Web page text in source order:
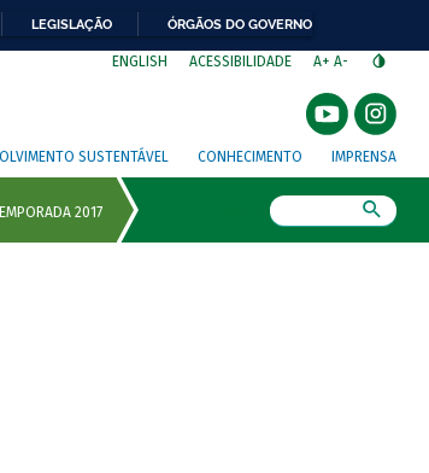
LEGISLAÇÃO ÓRGÃOS DO GOVERNO
ENGLISH ACESSIBILIDADE A+ A-
SUSTENTÁVEL CONHECIMENTO IMPRENSA